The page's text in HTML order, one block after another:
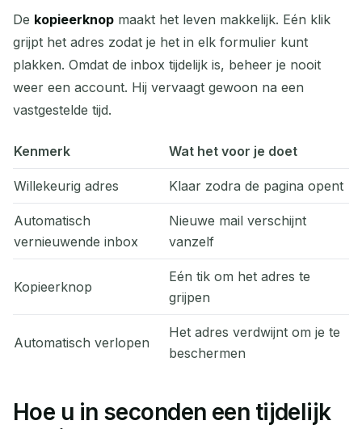
De kopieerknop maakt het leven makkelijk. Eén klik
grijpt het adres zodat je het in elk formulier kunt
plakken. Omdat de inbox tijdelijk is, beheer je nooit
weer een account. Hij vervaagt gewoon na een
vastgestelde tijd.
Kenmerk Wat het voor je doet
Willekeurig adres Klaar zodra de pagina opent
Automatisch
vernieuwende inbox
Nieuwe mail verschijnt
vanzelf
Kopieerknop
Eén tik om het adres te
grijpen
Automatisch verlopen
Het adres verdwijnt om je te
beschermen
Hoe u in seconden een tijdelijk